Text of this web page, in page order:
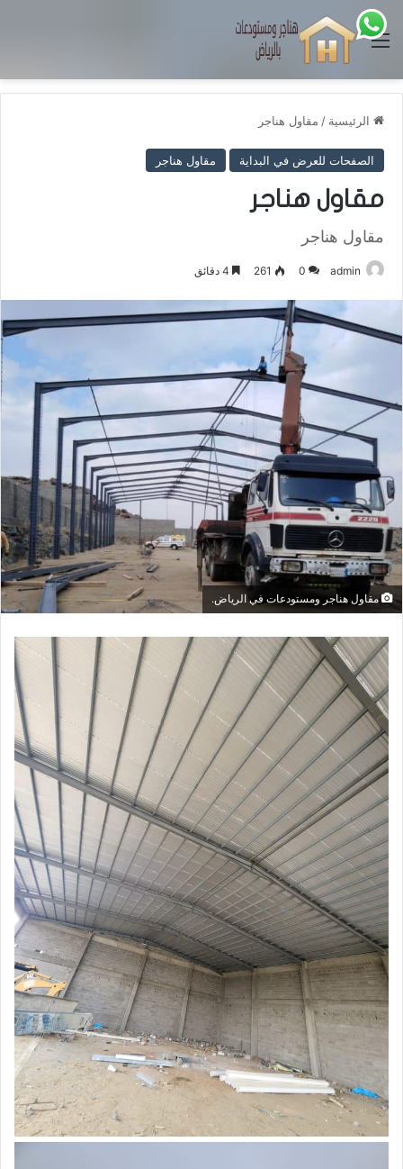
القائمة
الرئيسية / مقاول هناجر
الصفحات للعرض في البداية مقاول هناجر
مقاول هناجر
مقاول هناجر
admin
0
261
مقاول هناجر ومستودعات في الرياض.